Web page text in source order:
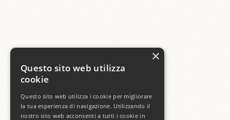
×
Questo sito web utilizza
cookie
Questo sito web utilizza i cookie per migliorare
la tua esperienza di navigazione. Utilizzando il
nostro sito web acconsenti a tutti i cookie in